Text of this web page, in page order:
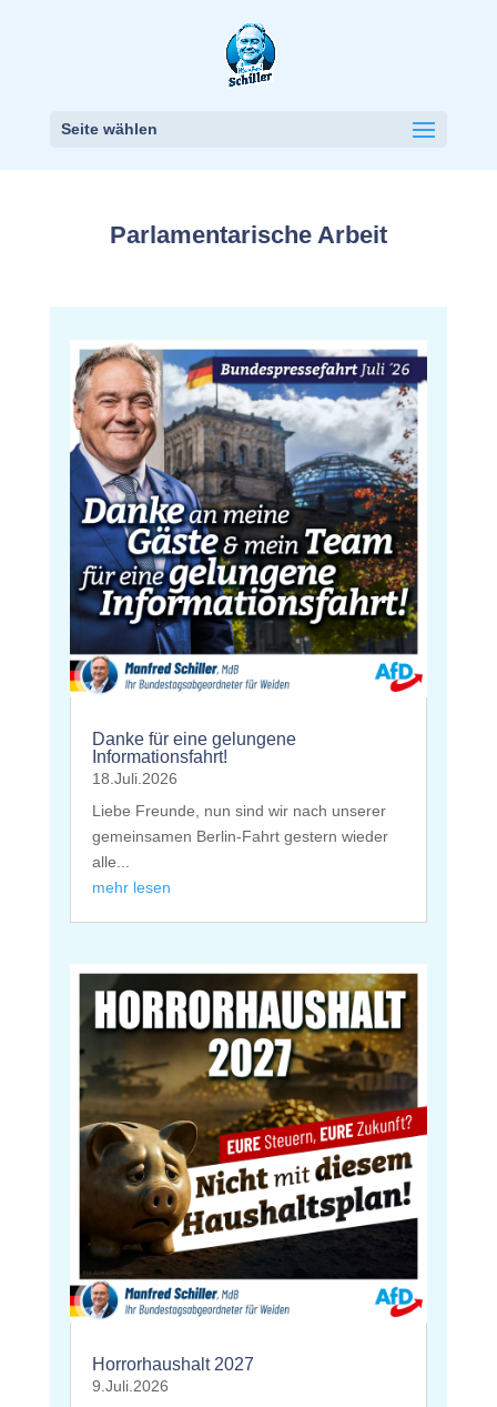
Seite wählen
Parlamentarische Arbeit
Danke für eine gelungene
Informationsfahrt!
18.Juli.2026
Liebe Freunde, nun sind wir nach unserer
gemeinsamen Berlin-Fahrt gestern wieder
alle...
mehr lesen
Horrorhaushalt 2027
9.Juli.2026